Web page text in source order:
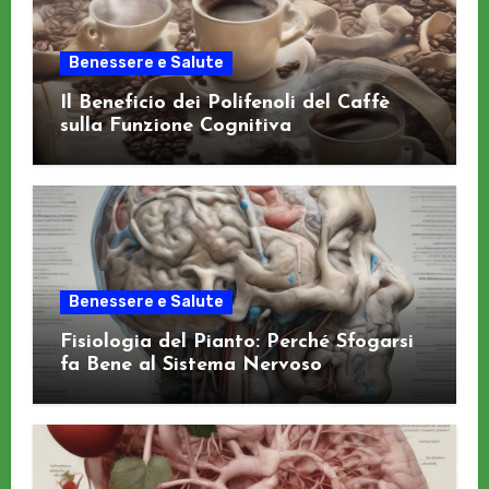
Benessere e Salute
Il Beneficio dei Polifenoli del Caffè
sulla Funzione Cognitiva
Benessere e Salute
Fisiologia del Pianto: Perché Sfogarsi
fa Bene al Sistema Nervoso